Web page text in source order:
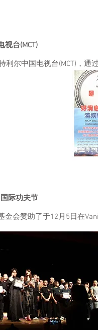
视台(MCT)
利尔中国电视台(MCT)，通
际功夫节
金会赞助了于12月5日在